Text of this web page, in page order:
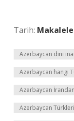
Tarih:
Azerbaycan dini
Azerbaycan hangi
Azerbaycan
Azerbaycan